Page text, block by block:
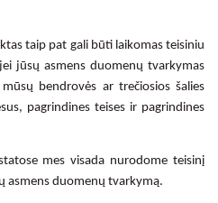
taip pat gali būti laikomas teisiniu
jūsų asmens duomenų tvarkymas
bendrovės ar trečiosios šalies
pagrindines teises ir pagrindines
mes visada nurodome teisinį
asmens duomenų tvarkymą.